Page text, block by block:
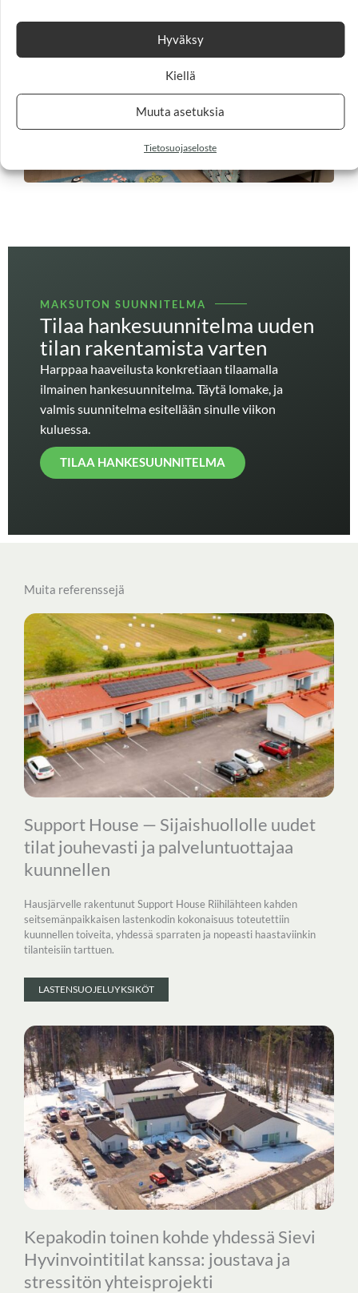
Hyväksy
Kiellä
Muuta asetuksia
Tietosuojaseloste
MAKSUTON SUUNNITELMA
Tilaa hankesuunnitelma uuden
tilan rakentamista varten
Harppaa haaveilusta konkretiaan tilaamalla
ilmainen hankesuunnitelma. Täytä lomake, ja
valmis suunnitelma esitellään sinulle viikon
kuluessa.
TILAA HANKESUUNNITELMA
Muita referenssejä
Support House — Sijaishuollolle uudet
tilat jouhevasti ja palveluntuottajaa
kuunnellen
Hausjärvelle rakentunut Support House Riihilähteen kahden
seitsemänpaikkaisen lastenkodin kokonaisuus toteutettiin
kuunnellen toiveita, yhdessä sparraten ja nopeasti haastaviinkin
tilanteisiin tarttuen.
LASTENSUOJELUYKSIKÖT
Kepakodin toinen kohde yhdessä Sievi
Hyvinvointitilat kanssa: joustava ja
stressitön yhteisprojekti